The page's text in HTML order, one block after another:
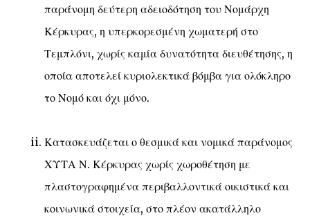
παράνομη δεύτερη αδειοδότηση του Νομάρχη
Κέρκυρας, η υπερκορεσμένη χωματερή στο
Τεμπλόνι, χωρίς καμία δυνατότητα διευθέτησης, η
οποία αποτελεί κυριολεκτικά βόμβα για ολόκληρο
το Νομό και όχι μόνο.
Κατασκευάζεται ο θεσμικά και νομικά παράνομος
ΧΥΤΑ Ν. Κέρκυρας χωρίς χωροθέτηση με
πλαστογραφημένα περιβαλλοντικά οικιστικά και
κοινωνικά στοιχεία, στο πλέον ακατάλληλο